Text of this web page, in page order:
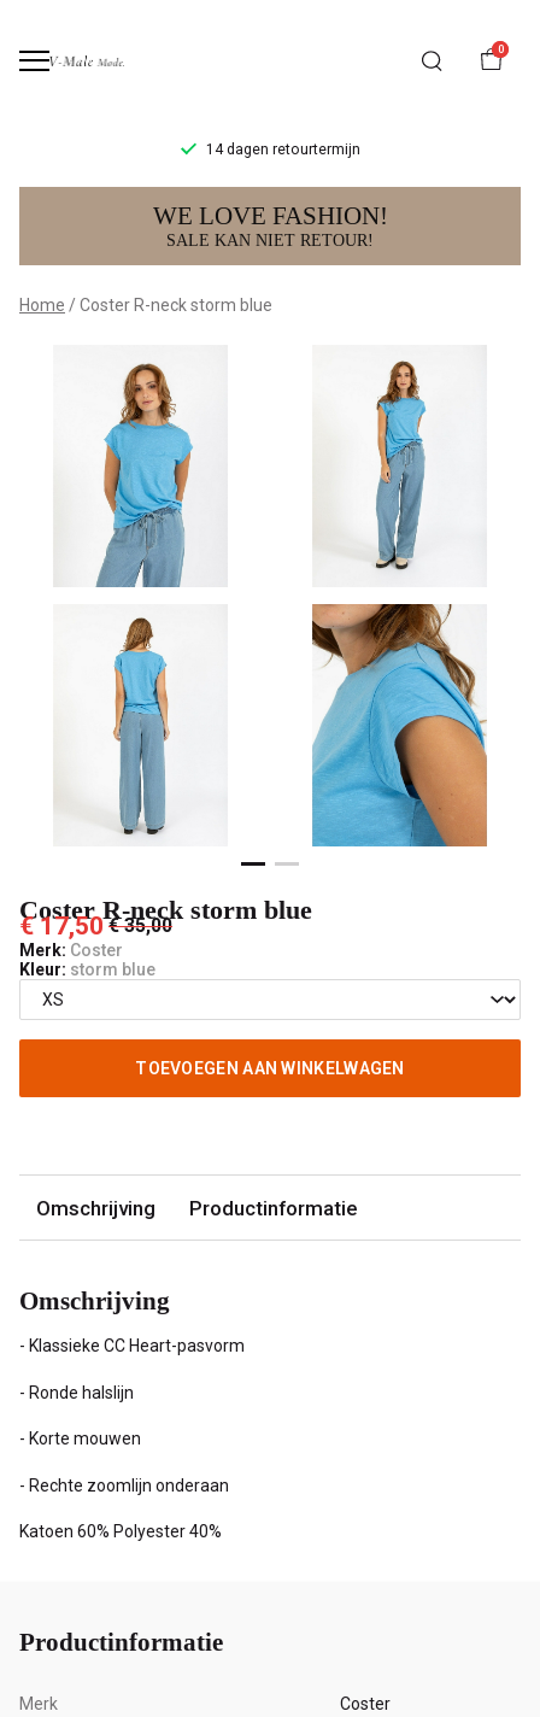
0
14 dagen retourtermijn
Coster
R-
neck
male
mode
WE LOVE FASHION!
SALE KAN NIET RETOUR!
Home Coster R-neck storm blue
Coster R-neck storm blue
€ 17,50 € 35,00
Merk: Coster
Kleur: storm blue
TOEVOEGEN AAN WINKELWAGEN
Omschrijving Productinformatie
Omschrijving
- Klassieke CC Heart-pasvorm
- Ronde halslijn
- Korte mouwen
- Rechte zoomlijn onderaan
Katoen 60% Polyester 40%
Productinformatie
Merk Coster